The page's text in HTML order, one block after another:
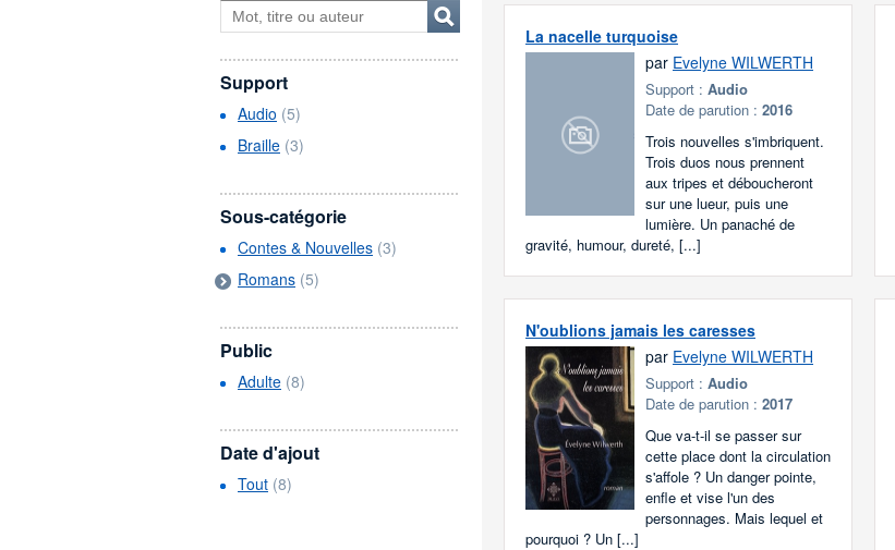
La nacelle turquoise
par Evelyne WILWERTH
Support :Audio
Date de parution :2016
Trois nouvelles s'imbriquent.
Trois duos nous prennent
aux tripes et déboucheront
sur une lueur, puis une
lumière. Un panaché de
gravité, humour, dureté, [...]
N'oublions jamais les caresses
par Evelyne WILWERTH
Support :Audio
Date de parution :2017
Que va-t-il se passer sur
cette place dont la circulation
s'affole ? Un danger pointe,
enfle et vise l'un des
personnages. Mais lequel et
pourquoi ? Un [...]
Support
Audio (5)
Braille (3)
Sous-catégorie
Contes & Nouvelles (3)
Romans (5)
Public
Adulte (8)
Date d'ajout
Tout (8)